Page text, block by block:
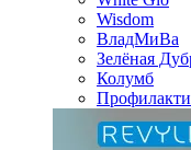
Wisdom
ВладМиВа
Зелёная
Колумб